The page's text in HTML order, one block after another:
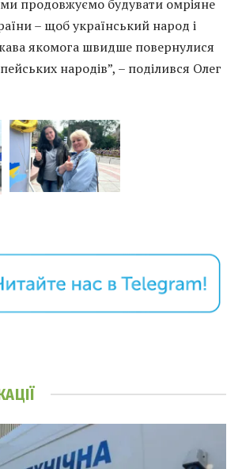
ми продовжуємо будувати омріяне
– щоб український народ і
якомога швидше повернулися
народів”, – поділився Олег